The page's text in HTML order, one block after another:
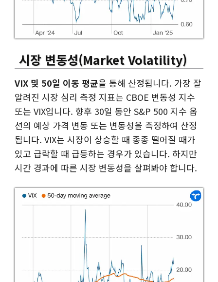
시장 변동성(Market Volatility)
VIX 및 50일 이동 평균을 통해 산정됩니다. 가장 잘
알려진 시장 심리 측정 지표는 CBOE 변동성 지수
또는 VIX입니다. 향후 30일 동안 S&P 500 지수 옵
션의 예상 가격 변동 또는 변동성을 측정하여 산정
됩니다. VIX는 시장이 상승할 때 종종 떨어질 때가
있고 급락할 때 급등하는 경우가 있습니다. 하지만
시간 경과에 따른 시장 변동성을 살펴봐야 합니다.